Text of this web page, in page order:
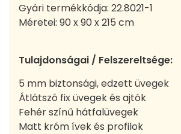
Gyári termékkódja: 22.8021-1
Méretei: 90 x 90 x 215 cm
Tulajdonságai / Felszereltsége:
5 mm biztonsági, edzett üvegek
Átlátszó fix üvegek és ajtók
Fehér színű hátfalüvegek
Matt króm ívek és profilok